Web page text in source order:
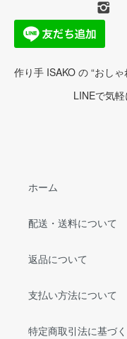
作り手 ISAKO の “おしゃ
LINEで気
ホーム
配送・送料について
返品について
支払い方法について
特定商取引法に基づ